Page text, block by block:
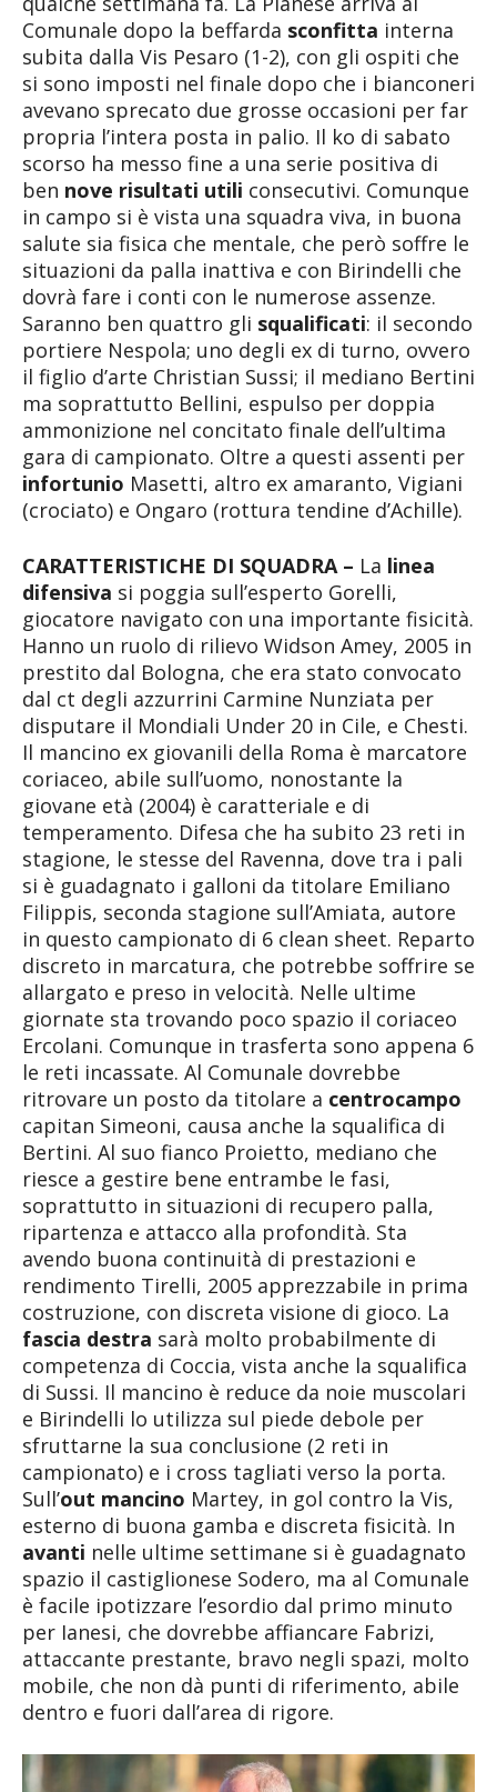
Comunale dopo la beffarda sconfitta interna
subita dalla Vis Pesaro (1-2), con gli ospiti che
si sono imposti nel finale dopo che i bianconeri
avevano sprecato due grosse occasioni per far
propria l’intera posta in palio. Il ko di sabato
scorso ha messo fine a una serie positiva di
ben nove risultati utili consecutivi. Comunque
in campo si è vista una squadra viva, in buona
salute sia fisica che mentale, che però soffre le
situazioni da palla inattiva e con Birindelli che
dovrà fare i conti con le numerose assenze.
Saranno ben quattro gli squalificati: il secondo
portiere Nespola; uno degli ex di turno, ovvero
il figlio d’arte Christian Sussi; il mediano Bertini
ma soprattutto Bellini, espulso per doppia
ammonizione nel concitato finale dell’ultima
gara di campionato. Oltre a questi assenti per
infortunio Masetti, altro ex amaranto, Vigiani
(crociato) e Ongaro (rottura tendine d’Achille).
CARATTERISTICHE DI SQUADRA – La linea
difensiva si poggia sull’esperto Gorelli,
giocatore navigato con una importante fisicità.
Hanno un ruolo di rilievo Widson Amey, 2005 in
prestito dal Bologna, che era stato convocato
dal ct degli azzurrini Carmine Nunziata per
disputare il Mondiali Under 20 in Cile, e Chesti.
Il mancino ex giovanili della Roma è marcatore
coriaceo, abile sull’uomo, nonostante la
giovane età (2004) è caratteriale e di
temperamento. Difesa che ha subito 23 reti in
stagione, le stesse del Ravenna, dove tra i pali
si è guadagnato i galloni da titolare Emiliano
Filippis, seconda stagione sull’Amiata, autore
in questo campionato di 6 clean sheet. Reparto
discreto in marcatura, che potrebbe soffrire se
allargato e preso in velocità. Nelle ultime
giornate sta trovando poco spazio il coriaceo
Ercolani. Comunque in trasferta sono appena 6
le reti incassate. Al Comunale dovrebbe
ritrovare un posto da titolare a centrocampo
capitan Simeoni, causa anche la squalifica di
Bertini. Al suo fianco Proietto, mediano che
riesce a gestire bene entrambe le fasi,
soprattutto in situazioni di recupero palla,
ripartenza e attacco alla profondità. Sta
avendo buona continuità di prestazioni e
rendimento Tirelli, 2005 apprezzabile in prima
costruzione, con discreta visione di gioco. La
fascia destra sarà molto probabilmente di
competenza di Coccia, vista anche la squalifica
di Sussi. Il mancino è reduce da noie muscolari
e Birindelli lo utilizza sul piede debole per
sfruttarne la sua conclusione (2 reti in
campionato) e i cross tagliati verso la porta.
Sull’out mancino Martey, in gol contro la Vis,
esterno di buona gamba e discreta fisicità. In
avanti nelle ultime settimane si è guadagnato
spazio il castiglionese Sodero, ma al Comunale
è facile ipotizzare l’esordio dal primo minuto
per Ianesi, che dovrebbe affiancare Fabrizi,
attaccante prestante, bravo negli spazi, molto
mobile, che non dà punti di riferimento, abile
dentro e fuori dall’area di rigore.